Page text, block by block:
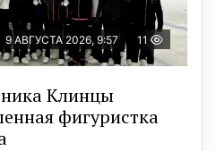
9 АВГУСТА 2026, 9:57 11
Клинцы
фигуристка